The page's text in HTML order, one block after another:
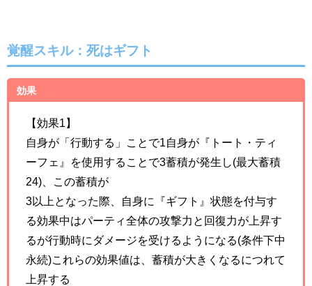
覚醒スキル： 死はギフト
効果
【効果1】
自身が「行動する」ことで1自身が『トート・ティ
ーフェ』を使用することで3蓄積が発生し(最大蓄積
24)、この蓄積が
3以上となった際、自身に『ギフト』状態を付与す
る効果中はパーティ全体の攻撃力と回復力が上昇す
るが行動時にダメージを受けるようになる(条件下中
永続)これらの効果値は、蓄積が大きくなるにつれて
上昇する